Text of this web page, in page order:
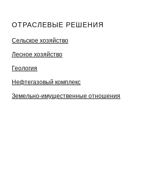
ОТРАСЛЕВЫЕ РЕШЕНИЯ
Сельское хозяйство
Лесное хозяйство
Геология
Нефтегазовый комплекс
Земельно-имущественные отношения